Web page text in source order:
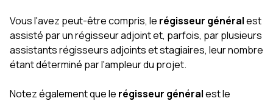
Vous l'avez peut-être compris, le régisseur généralest
assisté par un régisseur adjoint et, parfois, par plusieurs
assistants régisseurs adjoints et stagiaires, leur nombre
étant déterminé par l'ampleur du projet.
Notez également que le régisseur généralest le